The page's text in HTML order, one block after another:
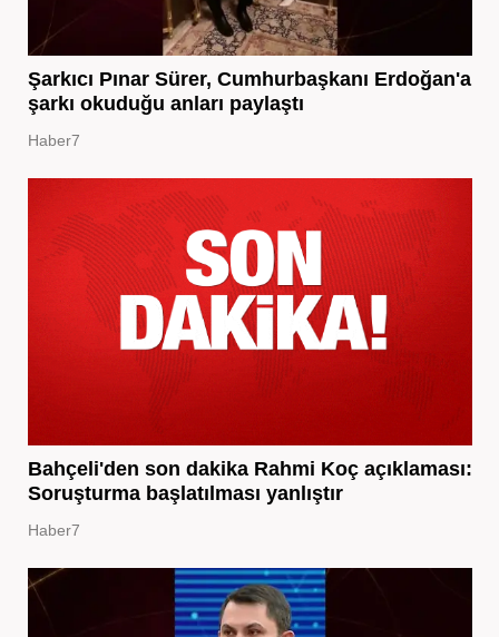
Şarkıcı Pınar Sürer, Cumhurbaşkanı Erdoğan'a
şarkı okuduğu anları paylaştı
Haber7
Bahçeli'den son dakika Rahmi Koç açıklaması:
Soruşturma başlatılması yanlıştır
Haber7